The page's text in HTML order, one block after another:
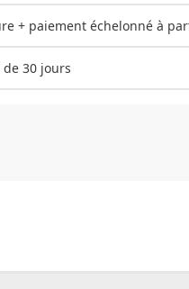
+ paiement échelonné à
30 jours